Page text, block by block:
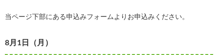
当ページ下部にある申込みフォームよりお申込みください。
8月1日（月）